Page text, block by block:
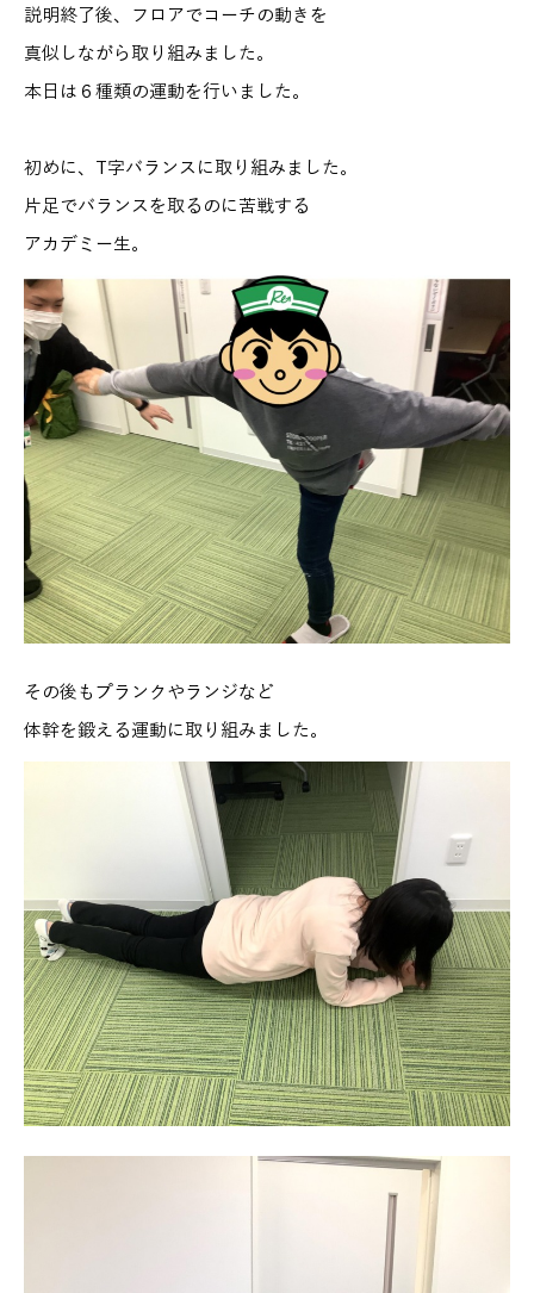
説明終了後、フロアでコーチの動きを
真似しながら取り組みました。
本日は６種類の運動を行いました。
初めに、T字バランスに取り組みました。
片足でバランスを取るのに苦戦する
アカデミー生。
その後もプランクやランジなど
体幹を鍛える運動に取り組みました。